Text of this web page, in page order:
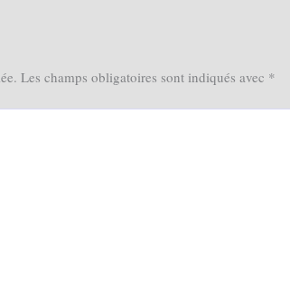
Les champs obligatoires sont indiqués avec *